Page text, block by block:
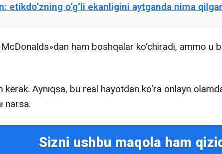
etikdo‘zning o‘g‘li ekanligini aytganda nima
ham boshqalar ko‘chiradi, ammo u
kerak. Ayniqsa, bu real hayotdan ko‘ra onlayn
narsa.
Sizni ushbu maqola ham